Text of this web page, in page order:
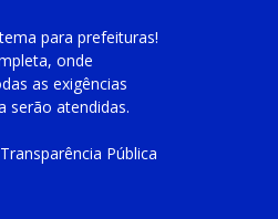
para prefeituras!
onde
as exigências
serão atendidas.
Pública